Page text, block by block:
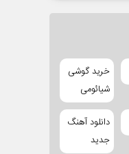
خرید گوشی
شیائومی
دانلود آهنگ
جدید